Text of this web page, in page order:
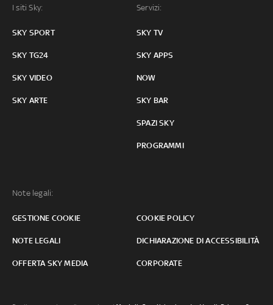
I siti Sky:
SKY SPORT
SKY TG24
SKY VIDEO
SKY ARTE
Servizi:
SKY TV
SKY APPS
NOW
SKY BAR
SPAZI SKY
PROGRAMMI
Note legali:
GESTIONE COOKIE COOKIE POLICY
NOTE LEGALI DICHIARAZIONE DI ACCESSIBILITÀ
OFFERTA SKY MEDIA CORPORATE